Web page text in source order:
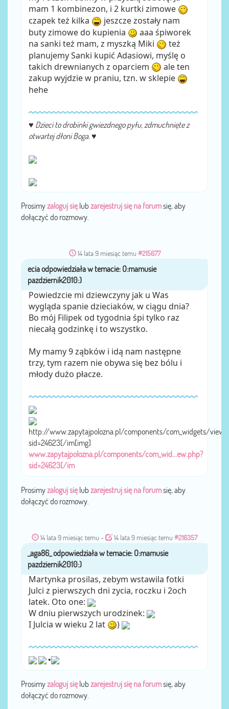
mam 1 kombinezon, i 2 kurtki zimowe
czapek też kilka
jeszcze zostały nam
buty zimowe do kupienia
aaa śpiworek
na sanki też mam, z myszką Miki
też
planujemy Sanki kupić Adasiowi, myślę o
takich drewnianych z oparciem
ale ten
zakup wyjdzie w praniu, tzn. w sklepie
hehe
♥ Dzieci to drobinki gwiezdnego pyłu, zdmuchnięte z
otwartej dłoni Boga.♥
Prosimyzaloguj sięlub zarejestruj się na forumsię, aby
dołączyć do rozmowy.
14 lata 9 miesiąc temu #215677
przezecia
Powiedzcie mi dziewczyny jak u Was
wygląda spanie dzieciaków, w ciągu dnia?
Bo mój Filipek od tygodnia śpi tylko raz
niecałą godzinkę i to wszystko.
My mamy 9 ząbków i idą nam następne
trzy, tym razem nie obywa się bez bólu i
młody dużo płacze.
http://www.zapytajpolozna.pl/components/com_widgets/
sid=24623[/im[img]
www.zapytajpolozna.pl/components/com_wid...ew.php?
sid=24623[/im
Prosimyzaloguj sięlub zarejestruj się na forumsię, aby
dołączyć do rozmowy.
14 lata 9 miesiąc temu - 14 lata 9 miesiąc temu #216357
przez _aga86_
Martynka prosilas, zebym wstawila fotki
Julci z pierwszych dni zycia, roczku i 2och
latek. Oto one:
W dniu pierwszych urodzinek:
I Julcia w wieku 2 lat
)
•
Prosimyzaloguj sięlub zarejestruj się na forumsię, aby
dołączyć do rozmowy.